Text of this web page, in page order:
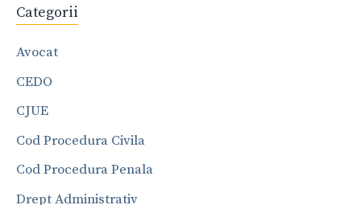
Categorii
Avocat
CEDO
CJUE
Cod Procedura Civila
Cod Procedura Penala
Drept Administrativ